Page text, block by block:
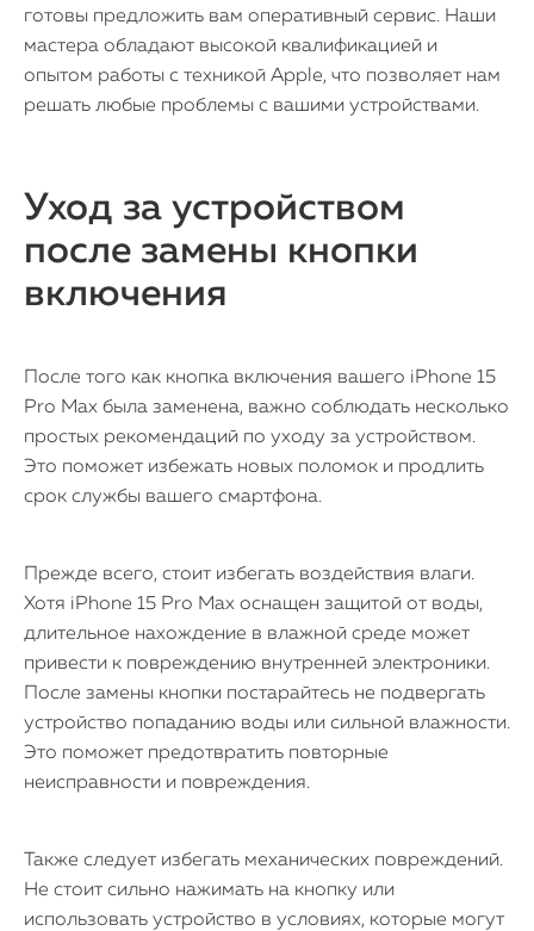
О нас
Контакты
готовы предложить вам оперативный сервис. Наши
мастера обладают высокой квалификацией и
опытом работы с техникой Apple, что позволяет нам
решать любые проблемы с вашими устройствами.
Уход за устройством
после замены кнопки
включения
После того как кнопка включения вашего iPhone 15
Pro Max была заменена, важно соблюдать несколько
простых рекомендаций по уходу за устройством.
Это поможет избежать новых поломок и продлить
срок службы вашего смартфона.
Прежде всего, стоит избегать воздействия влаги.
Хотя iPhone 15 Pro Max оснащен защитой от воды,
длительное нахождение в влажной среде может
привести к повреждению внутренней электроники.
После замены кнопки постарайтесь не подвергать
устройство попаданию воды или сильной влажности.
Это поможет предотвратить повторные
неисправности и повреждения.
Также следует избегать механических повреждений.
Не стоит сильно нажимать на кнопку или
использовать устройство в условиях, которые могут